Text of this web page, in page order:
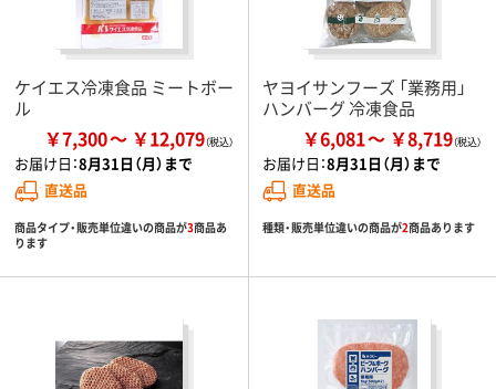
ケイエス冷凍食品 ミートボー
ル
￥7,300 ￥12,079
お届け日：8月31日（月）まで
直送品
商品タイプ・販売単位違いの商品が3商品あ
ります
ヤヨイサンフーズ 「業務用」
ハンバーグ 冷凍食品
￥6,081 ￥8,719
お届け日：8月31日（月）まで
直送品
種類・販売単位違いの商品が2商品あります